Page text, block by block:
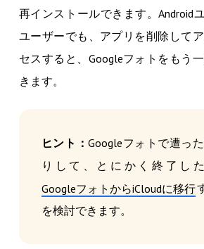
再インストールできます。Android
ユーザーでも、アプリを削除して
セスすると、Googleフォトをもう
きます。
ヒント：Googleフォトで遭っ
りして、とにかく終了し
GoogleフォトからiCloudに移行
を検討できます。